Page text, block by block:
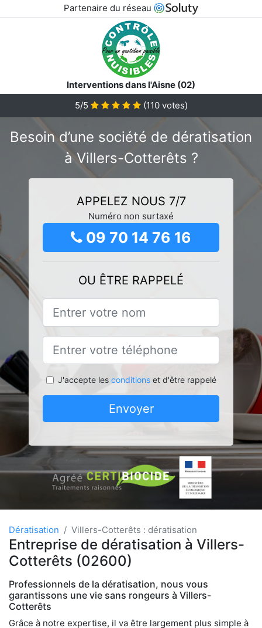
Partenaire du réseau
Interventions dans l'Aisne (02)
5/5
(110votes)
Besoin d’une société de dératisation
à Villers-Cotterêts ?
APPELEZ NOUS 7/7
Numéro non surtaxé
09 70 14 76 16
OU ÊTRE RAPPELÉ
J'accepte les conditionset d'être rappelé
Envoyer
Dératisation Villers-Cotterêts : dératisation
Entreprise de dératisation à Villers-
Cotterêts (02600)
Professionnels de la dératisation, nous vous
garantissons une vie sans rongeurs à Villers-
Cotterêts
Grâce à notre expertise, il va être largement plus simple à